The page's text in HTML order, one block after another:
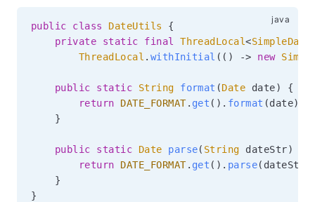
public class DateUtils
{
private
static final ThreadLocal<
ThreadLocal . withInitial ( ( ) -> new
public static String format (Date date)
{
return
DATE_FORMAT. get ( ) . format (date)
}
public static Date parse( String dateStr)
return
DATE_FORMAT. get ( ) . parse( dateStr
}
}